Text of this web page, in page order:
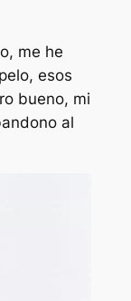
me he
esos
bueno, mi
al